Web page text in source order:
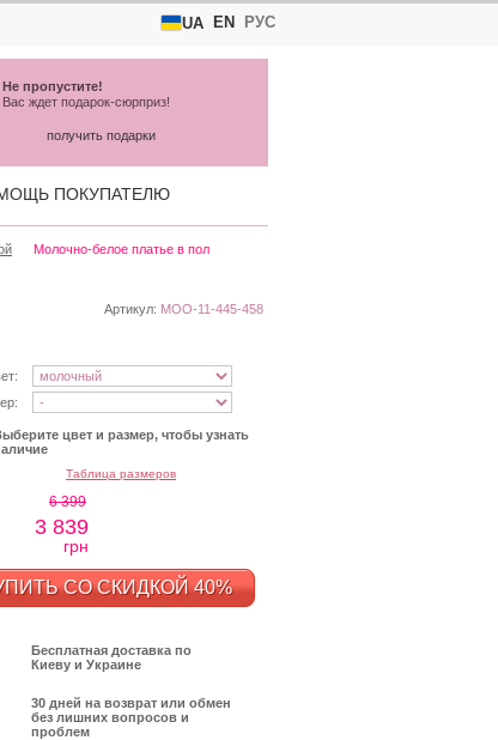
UA EN РУС
Артикул: MOO-11-445-458
цвет и размер, чтобы узнать
Таблица размеров
6 399
3 839
грн
СО СКИДКОЙ 40%
Бесплатная доставка по
Киеву и Украине
30 дней на возврат или обмен
без лишних вопросов и
проблем
Молочно-белое платье в пол
ПОКУПАТЕЛЮ
Не пропустите!
Вас ждет подарок-сюрприз!
получить подарки